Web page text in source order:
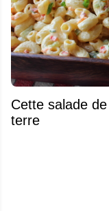
Cette salade
terre